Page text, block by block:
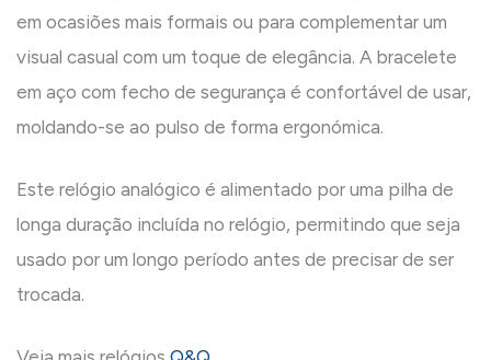
em ocasiões mais formais ou para complementar um
visual casual com um toque de elegância. A bracelete
em aço com fecho de segurança é confortável de usar,
moldando-se ao pulso de forma ergonómica.
Este relógio analógico é alimentado por uma pilha de
longa duração incluída no relógio, permitindo que seja
usado por um longo período antes de precisar de ser
trocada.